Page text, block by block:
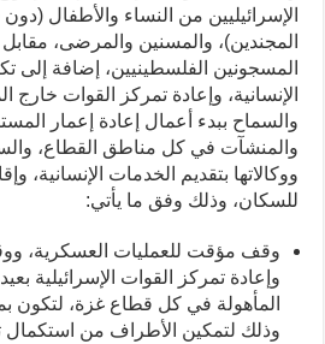
المجندين)، والمسنين والمرضى،
المسجونين الفلسطينيين، إضافة إلى
الإنسانية، وإعادة تمركز القوات خارج
والسماح ببدء أعمال إعادة إعمار
والمنشآت في كل مناطق القطاع،
ووكالاتها بتقديم الخدمات الإنسانية،
للسكان، وذلك وفق ما يأتي:
وقف مؤقت للعمليات العسكرية،
وإعادة تمركز القوات الإسرائيلية
المأهولة في كل قطاع غزة، لتكون
وذلك لتمكين الأطراف من استكمال